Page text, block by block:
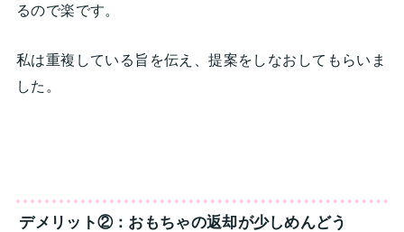
るので楽です。
私は重複している旨を伝え、提案をしなおしてもらいま
した。
デメリット②：おもちゃの返却が少しめんどう